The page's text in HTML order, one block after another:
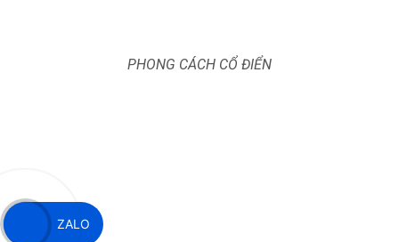
PHONG CÁCH CỔ ĐIỂN
ZALO